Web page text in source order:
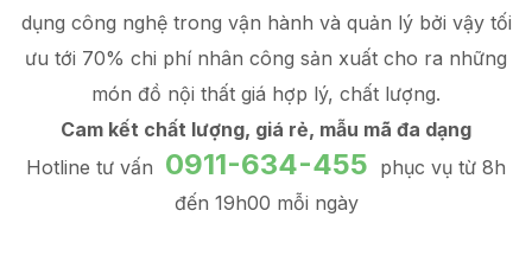
dụng công nghệ trong vận hành và quản lý bởi vậy tối
ưu tới 70% chi phí nhân công sản xuất cho ra những
món đồ nội thất giá hợp lý, chất lượng.
Cam kết chất lượng, giá rẻ, mẫu mã đa dạng
Hotline tư vấn 0911-634-455 phục vụ từ 8h
đến 19h00 mỗi ngày